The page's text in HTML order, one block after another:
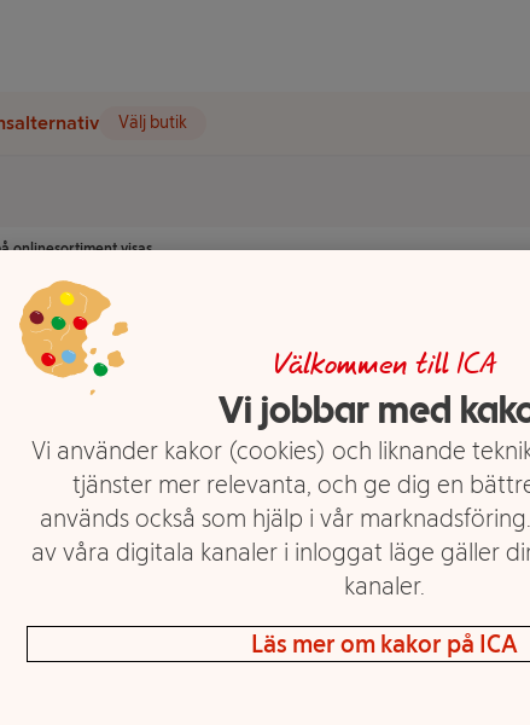
Välj butik
onlinesortiment visas.
Örngott Corinne M.blå
Lakan Plain
Välkommen till ICA
Vi jobbar med
Vi använder kakor (cookies) och liknande
tjänster mer relevanta, och ge dig en
används också som hjälp i vår
av våra digitala kanaler i inloggat läge gäller
kanaler.
Läs mer om kakor på ICA